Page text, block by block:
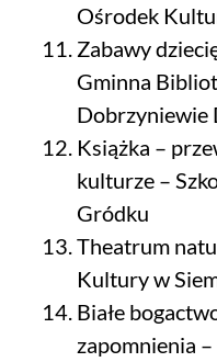
Ośrodek
Zabawy
Gminna
Dobrzyniewie
Książka –
kulturze –
Gródku
Theatrum
Kultury w
Białe
zapomnienia